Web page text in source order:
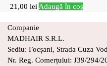
21,00 lei Adaugă în coș
Companie
MADHAIR S.R.L.
Sediu: Focșani, Strada Cuza
Nr. Reg. Comerțului: J39/294/